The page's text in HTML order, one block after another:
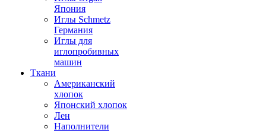
Япония
Иглы Schmetz
Германия
Иглы для
иглопробивных
машин
Ткани
Американский
хлопок
Японский хлопок
Лен
Наполнители